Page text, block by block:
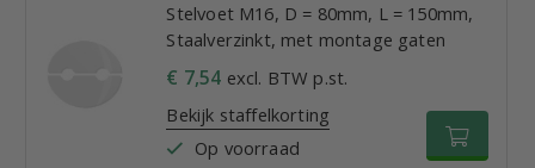
Stelvoet M16, D = 80mm, L = 150mm,
Staalverzinkt, met montage gaten
€ 7,54 excl. BTW p.st.
Bekijk staffelkorting
Op voorraad